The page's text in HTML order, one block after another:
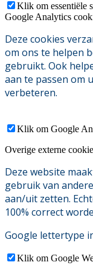
Klik om essentiële
Google Analytics
Deze cookies
om ons te helpen
gebruikt. Ook
aan te passen om
verbeteren.
Klik om Google
Overige externe
Deze website
gebruik van
aan/uit zetten.
100% correct
Google lettertype
Klik om Google